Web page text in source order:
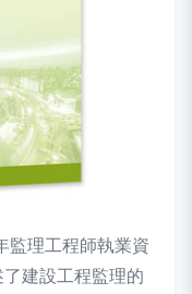
監理工程師執業資
建設工程監理的